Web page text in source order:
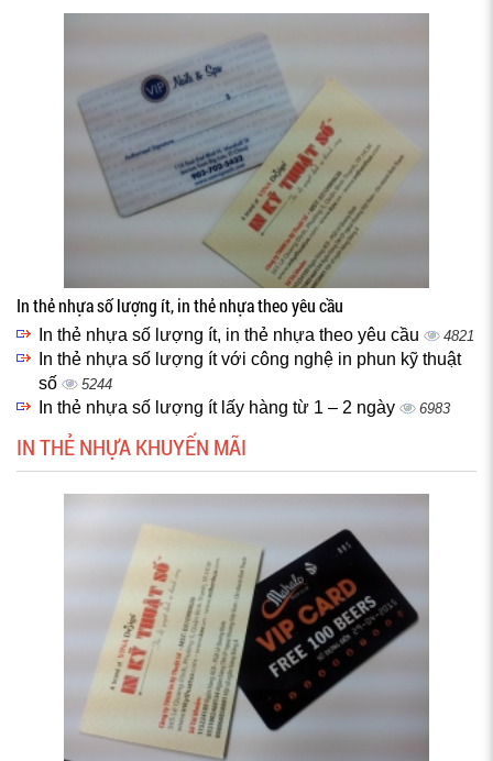
In thẻ nhựa số lượng ít, in thẻ nhựa theo yêu cầu
In thẻ nhựa số lượng ít, in thẻ nhựa theo yêu cầu 4821
In thẻ nhựa số lượng ít với công nghệ in phun kỹ thuật
số
5244
In thẻ nhựa số lượng ít lấy hàng từ 1 – 2 ngày 6983
IN THẺ NHỰA KHUYẾN MÃI